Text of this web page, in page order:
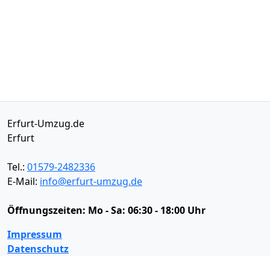
Erfurt-Umzug.de
Erfurt
Tel.: 01579-2482336
E-Mail: info@erfurt-umzug.de
Öffnungszeiten: Mo - Sa: 06:30 - 18:00 Uhr
Impressum
Datenschutz